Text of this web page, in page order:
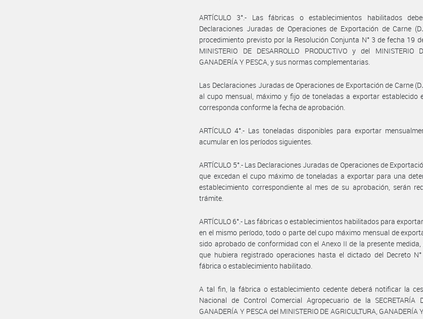
ARTÍCULO 3°.- Las fábricas o establecimientos habilitados
Declaraciones Juradas de Operaciones de Exportación de Carne
procedimiento previsto por la Resolución Conjunta N° 3 de fecha 19
MINISTERIO DE DESARROLLO PRODUCTIVO y del MINISTERIO
GANADERÍA Y PESCA, y sus normas complementarias.
Las Declaraciones Juradas de Operaciones de Exportación de Carne
al cupo mensual, máximo y fijo de toneladas a exportar establecido
corresponda conforme la fecha de aprobación.
ARTÍCULO 4°.- Las toneladas disponibles para exportar
acumular en los períodos siguientes.
ARTÍCULO 5°.- Las Declaraciones Juradas de Operaciones de
que excedan el cupo máximo de toneladas a exportar para una
establecimiento correspondiente al mes de su aprobación, serán
trámite.
ARTÍCULO 6°.- Las fábricas o establecimientos habilitados para
en el mismo período, todo o parte del cupo máximo mensual de
sido aprobado de conformidad con el Anexo II de la presente
que hubiera registrado operaciones hasta el dictado del Decreto
fábrica o establecimiento habilitado.
A tal fin, la fábrica o establecimiento cedente deberá notificar la
Nacional de Control Comercial Agropecuario de la SECRETARÍA
GANADERÍA Y PESCA del MINISTERIO DE AGRICULTURA, GANADERÍA